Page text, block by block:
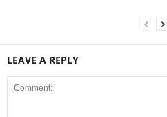
LEAVE A REPLY